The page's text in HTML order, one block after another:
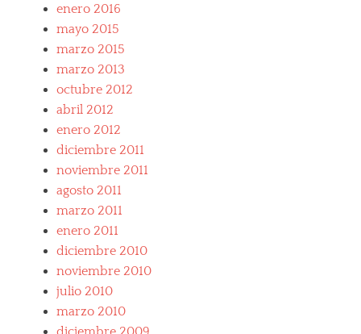
enero 2016
mayo 2015
marzo 2015
marzo 2013
octubre 2012
abril 2012
enero 2012
diciembre 2011
noviembre 2011
agosto 2011
marzo 2011
enero 2011
diciembre 2010
noviembre 2010
julio 2010
marzo 2010